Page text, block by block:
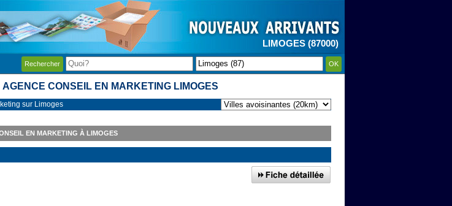
LIMOGES (87000)
Rechercher OK
AGENCE CONSEIL EN MARKETING LIMOGES
sur Limoges
EN MARKETING À LIMOGES